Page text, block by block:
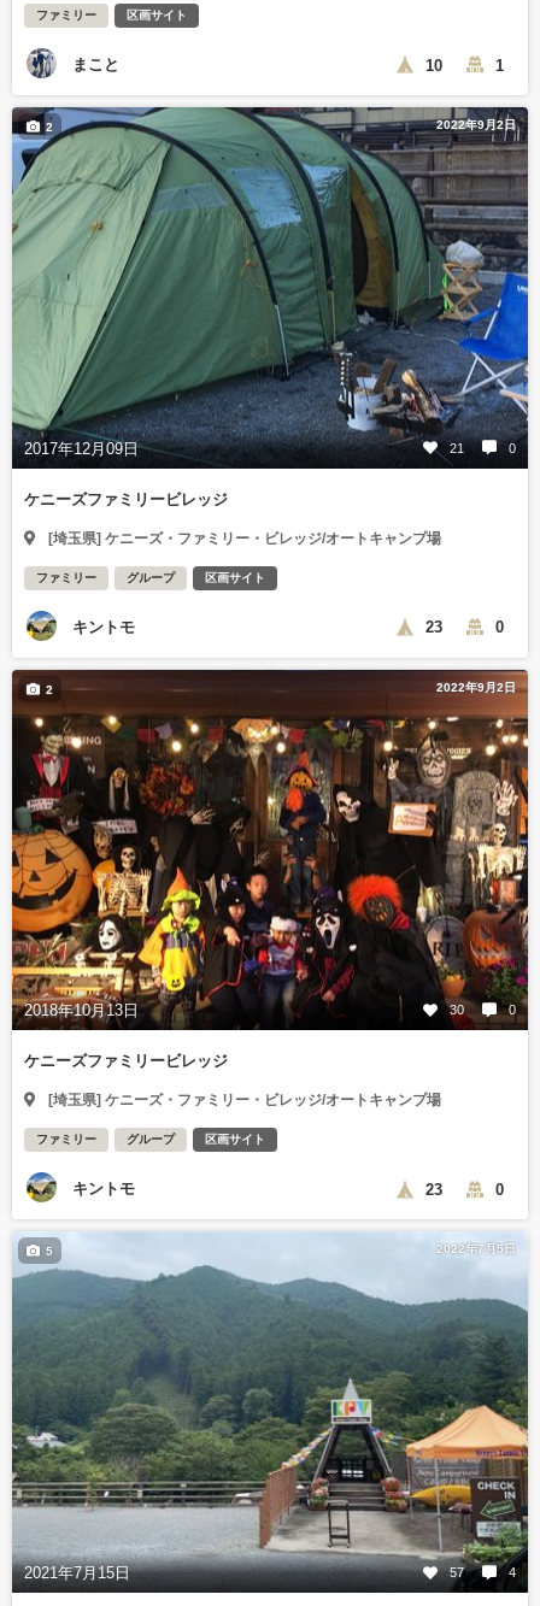
ファミリー 区画サイト
まこと 10 1
2022年9月2日
2017年12月09日 21 0
2
ケニーズファミリービレッジ
[埼玉県] ケニーズ・ファミリー・ビレッジ/オートキャンプ場
ファミリー グループ 区画サイト
キントモ 23 0
2022年9月2日
2018年10月13日 30 0
2
ケニーズファミリービレッジ
[埼玉県] ケニーズ・ファミリー・ビレッジ/オートキャンプ場
ファミリー グループ 区画サイト
キントモ 23 0
2022年7月5日
2021年7月15日 57 4
5